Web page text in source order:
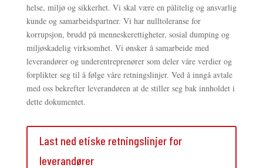
helse, miljø og sikkerhet. Vi skal være en pålitelig og ansvarlig
kunde og samarbeidspartner. Vi har nulltoleranse for
korrupsjon, brudd på menneskerettigheter, sosial dumping og
miljøskadelig virksomhet. Vi ønsker å samarbeide med
leverandører og underentreprenører som deler våre verdier og
forplikter seg til å følge våre retningslinjer. Ved å inngå avtale
med oss bekrefter leverandøren at de stiller seg bak innholdet i
dette dokumentet.
Last ned etiske retningslinjer for
leverandører